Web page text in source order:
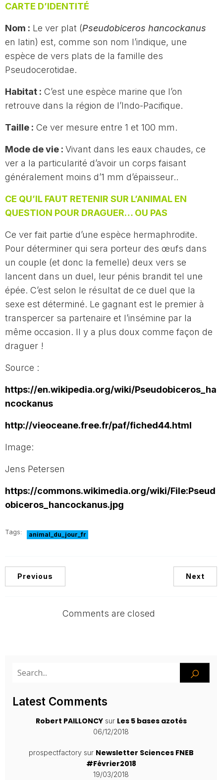
CARTE D’IDENTITÉ
Nom : Le ver plat (Pseudobiceros hancockanus
en latin) est, comme son nom l’indique, une
espèce de vers plats de la famille des
Pseudocerotidae.
Habitat : C’est une espèce marine que l’on
retrouve dans la région de l’Indo-Pacifique.
Taille : Ce ver mesure entre 1 et 100 mm.
Mode de vie : Vivant dans les eaux chaudes, ce
ver a la particularité d’avoir un corps faisant
généralement moins d’1 mm d’épaisseur..
CE QU’IL FAUT RETENIR SUR L’ANIMAL EN
QUESTION POUR DRAGUER… OU PAS
Ce ver fait partie d’une espèce hermaphrodite.
Pour déterminer qui sera porteur des œufs dans
un couple (et donc la femelle) deux vers se
lancent dans un duel, leur pénis brandit tel une
épée. C’est selon le résultat de ce duel que la
sexe est déterminé. Le gagnant est le premier à
transpercer sa partenaire et l’insémine par la
même occasion. Il y a plus doux comme façon de
draguer !
Source :
https://en.wikipedia.org/wiki/Pseudobiceros_ha
ncockanus
http://vieoceane.free.fr/paf/fiched44.html
Image:
Jens Petersen
https://commons.wikimedia.org/wiki/File:Pseud
obiceros_hancockanus.jpg
Tags: animal_du_jour_fr
Previous Next
Comments are closed
Latest Comments
Robert PAILLONCYsur Les 5 bases azotés
06/12/2018
prospectfactorysur Newsletter Sciences FNEB
#Février2018
19/03/2018